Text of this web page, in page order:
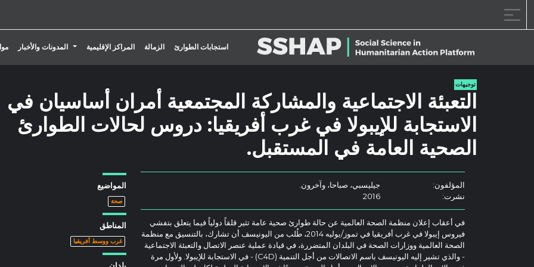
استجابات الطوارئ الزمالة المراكز الإقليمية
تبديل القائمة المنسدلة
المدونات والأخبار
توجيهات
التعبئة الاجتماعية والمشاركة المجتمعية أمران أساسيان في
الاستجابة للإيبولا في غرب أفريقيا: دروس لحالات الطوارئ
الصحية العامة في المستقبل.
المؤلفون:
جيليسبي، صباحا، وآخرون.
نشرت:
2016
في أعقاب إعلان منظمة الصحة العالمية عن حالة طوارئ صحية عامة تثير قلقاً دولياً فيما يتعلق بتفشي
فيروس إيبولا في غرب أفريقيا في تموز/يوليه 2014، طُلب من اليونيسف أن تشارك، بالتنسيق مع منظمة
الصحة العالمية ووزارات الصحة في البلدان المتضررة، في قيادة عملية عنصر الاتصال والتعبئة الاجتماعية
- والذي تشير إليه اليونيسف باسم الاتصالات من أجل التنمية (C4D) - في الاستجابة للإيبولا. ولأول مرة
المواضيع
صحة
المناطق
غرب ووسط أفريقيا
بلدان